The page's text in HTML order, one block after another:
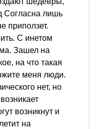
Согласна лишь
приползет.
С инетом
Зашел на
на что такая
меня люди.
нет, но
возникнут и
на